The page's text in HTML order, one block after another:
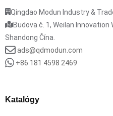
Qingdao Modun Industry &
Budova č. 1, Weilan Innovation
Shandong Čína.
ads@qdmodun.com
+86 181 4598 2469
Katalógy